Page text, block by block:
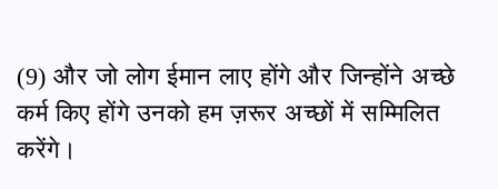
(9) और जो लोग ईमान लाए होंगे और जिन्होंने अच्छे
कर्म किए होंगे उनको हम ज़रूर अच्छों में सम्मिलित
करेंगे।